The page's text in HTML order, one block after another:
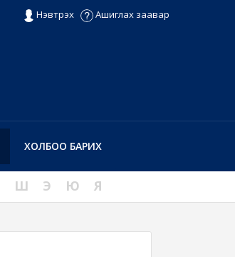
Нэвтрэх Ашиглах заавар
ХОЛБОО БАРИХ
Ш Э Ю Я